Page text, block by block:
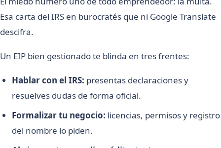
Esa carta del IRS en burocratés que ni Google Translate
descifra.
Un EIP bien gestionado te blinda en tres frentes:
Hablar con el IRS: presentas declaraciones y
resuelves dudas de forma oficial.
Formalizar tu negocio: licencias, permisos y registro
del nombre lo piden.